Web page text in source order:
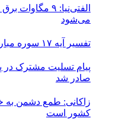
الفتی‌نیا: ۹
می‌شود
تفسیر آیه ۱۷ سوره مبارکه انفال به زبان «آذری»
پیام تسلیت مشترک
صادر شد
زاکانی: طمع دشمن به
کشور است